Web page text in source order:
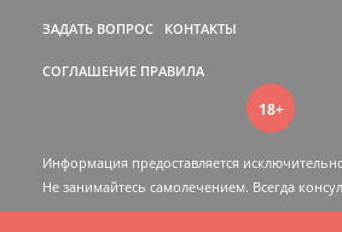
ЗАДАТЬ ВОПРОС КОНТАКТЫ
СОГЛАШЕНИЕ ПРАВИЛА
18+
Информация предоставляется
Не занимайтесь самолечением. Всегда